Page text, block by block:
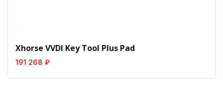
Xhorse VVDI Key Tool Plus Pad
191 268 ₽